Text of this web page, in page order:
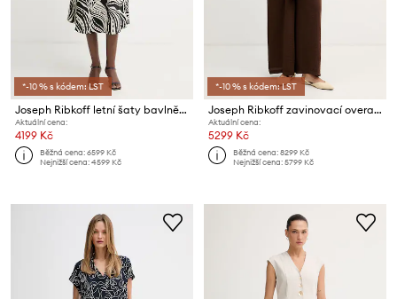
*-10 % s kódem: LST
Joseph Ribkoff letní šaty bavlněné s elastanem
Aktuální cena:
4199 Kč
Běžná cena:6599 Kč
Nejnižší cena:4599 Kč
*-10 % s kódem: LST
Joseph Ribkoff zavinovací overal dámský
Aktuální cena:
5299 Kč
Běžná cena:8299 Kč
Nejnižší cena:5799 Kč